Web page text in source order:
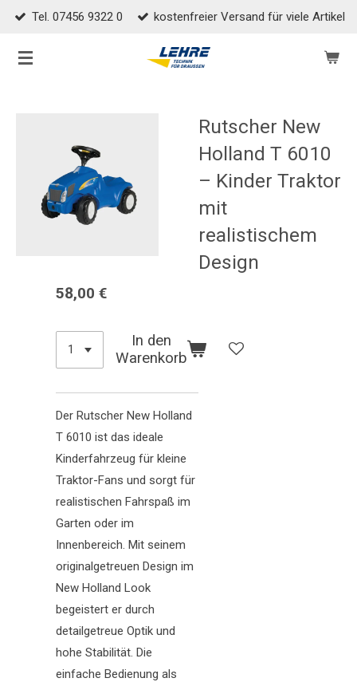
Zum
springen
Tel. 07456 9322 0 kostenfreier Versand für viele Artikel
Rutscher New
Holland T 6010
– Kinder Traktor
mit
realistischem
Design
58,00 €
In den
Warenkorb
Der Rutscher New Holland
T 6010 ist das ideale
Kinderfahrzeug für kleine
Traktor-Fans und sorgt für
realistischen Fahrspaß im
Garten oder im
Innenbereich. Mit seinem
originalgetreuen Design im
New Holland Look
begeistert er durch
detailgetreue Optik und
hohe Stabilität. Die
einfache Bedienung als